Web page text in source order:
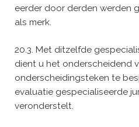
eerder door derden werden
als merk.
20.3. Met ditzelfde
dient u het onderscheidend
onderscheidingsteken te
evaluatie gespecialiseerde
veronderstelt.